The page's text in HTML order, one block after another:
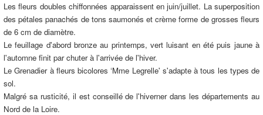
Les fleurs doubles chiffonnées apparaissent en juin/juillet. La superposition
des pétales panachés de tons saumonés et crème forme de grosses fleurs
de 6 cm de diamètre.
Le feuillage d'abord bronze au printemps, vert luisant en été puis jaune à
l'automne finit par chuter à l'arrivée de l'hiver.
Le Grenadier à fleurs bicolores ‘Mme Legrelle' s'adapte à tous les types de
sol.
Malgré sa rusticité, il est conseillé de l'hiverner dans les départements au
Nord de la Loire.